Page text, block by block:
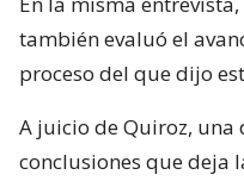
también evaluó el
proceso del que dijo
A juicio de Quiroz, una
conclusiones que deja